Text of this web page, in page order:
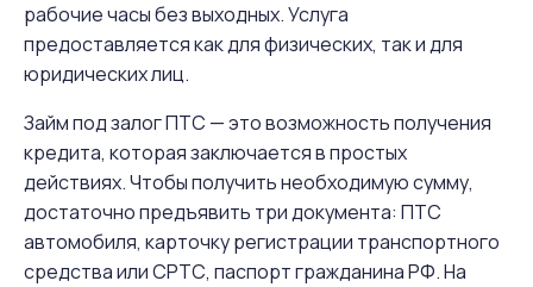
рабочие часы без выходных. Услуга
предоставляется как для физических, так и для
юридических лиц.
Займ под залог ПТС — это возможность получения
кредита, которая заключается в простых
действиях. Чтобы получить необходимую сумму,
достаточно предъявить три документа: ПТС
автомобиля, карточку регистрации транспортного
средства или СРТС, паспорт гражданина РФ. На